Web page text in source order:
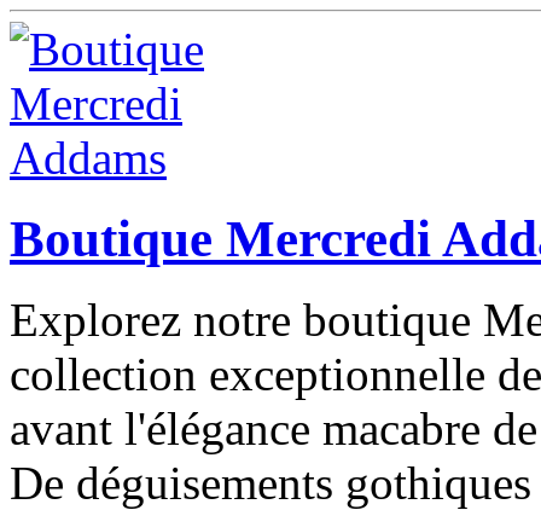
Boutique Mercredi
Explorez notre boutique
collection exceptionnelle
avant l'élégance macabre
De déguisements